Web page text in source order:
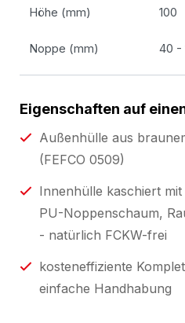
Höhe (mm) 100
Noppe (mm) 40 -
Eigenschaften auf
Außenhülle aus
(FEFCO 0509)
Innenhülle kaschiert
PU-Noppenschaum,
- natürlich FCKW-frei
kosteneffiziente
einfache Handhabung